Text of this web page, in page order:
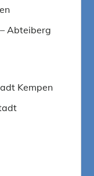
Abteiberg
Kempen